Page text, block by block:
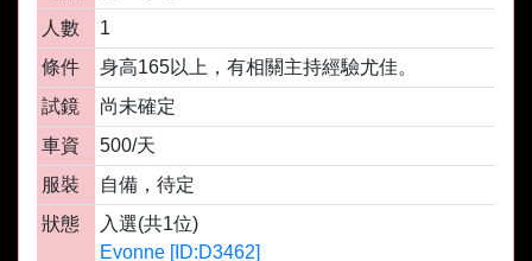
人數
1
條件
身高165以上，有相關主持經驗尤佳。
試鏡
尚未確定
車資
500/天
服裝
自備，待定
狀態
入選(共1位)
Evonne [ID:D3462]